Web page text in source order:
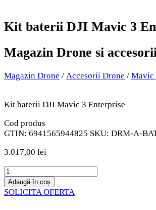
Kit baterii DJI Mavic 3
Magazin Drone si accesorii
Magazin Drone / Accesorii Drone / Mavic
Kit baterii DJI Mavic 3 Enterprise
Cod produs
GTIN: 6941565944825 SKU: DRM-A-
3.017,00 lei
Cantitate
Kit
baterii
Adaugă în coș
SOLICITA OFERTA